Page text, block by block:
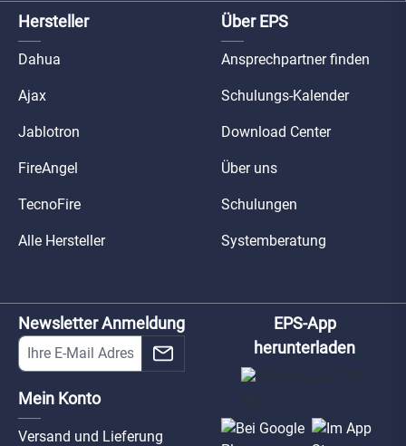
Hersteller
Dahua
Ajax
Jablotron
FireAngel
TecnoFire
Alle Hersteller
Über EPS
Ansprechpartner finden
Schulungs-Kalender
Download Center
Über uns
Schulungen
Systemberatung
Newsletter Anmeldung
Mein Konto
Versand und Lieferung
EPS-App
herunterladen